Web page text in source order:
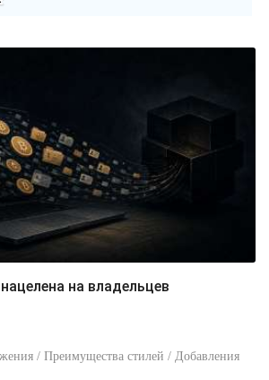
/ Преимущества стилей / Добавления